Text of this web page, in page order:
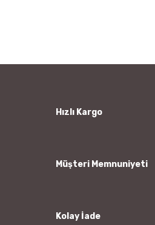
Ürün bilgilerinde hatalar bulunuyor.
Hızlı Kargo
Müşteri Memnuniyeti
Kolay İade